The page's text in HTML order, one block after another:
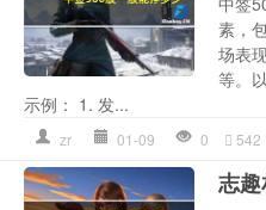
素，
场表
等。
示例： 1. 发...
zr 01-09 0 542
志